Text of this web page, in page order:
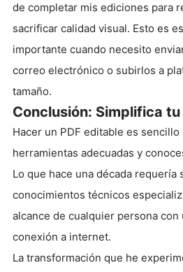
de completar mis ediciones para
sacrificar calidad visual. Esto es
importante cuando necesito
correo electrónico o subirlos a
tamaño.
Conclusión: Simplifica
Hacer un PDF editable es
herramientas adecuadas y
Lo que hace una década requería
conocimientos técnicos
alcance de cualquier persona con
conexión a internet.
La transformación que he